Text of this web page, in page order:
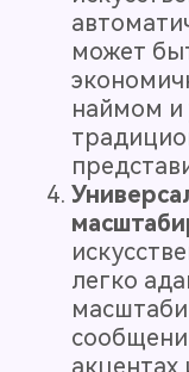
может
наймом и
легко
акцентах